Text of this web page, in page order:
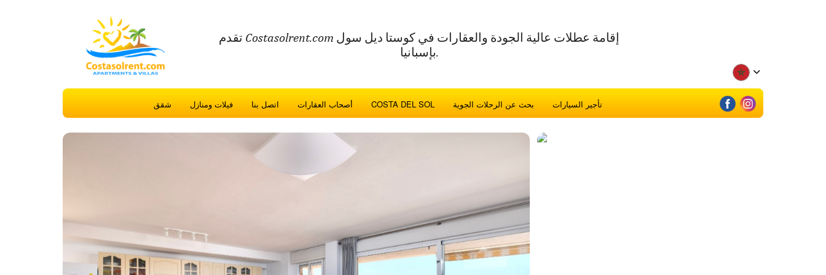
تقدم Costasolrent.com إقامة عطلات عالية الجودة والعقارات في كوستا ديل سول
بإسبانيا.
شقق فيلات ومنازل اتصل بنا أصحاب العقارات COSTA DEL SOL بحث عن الرحلات الجوية تأجير السيارات